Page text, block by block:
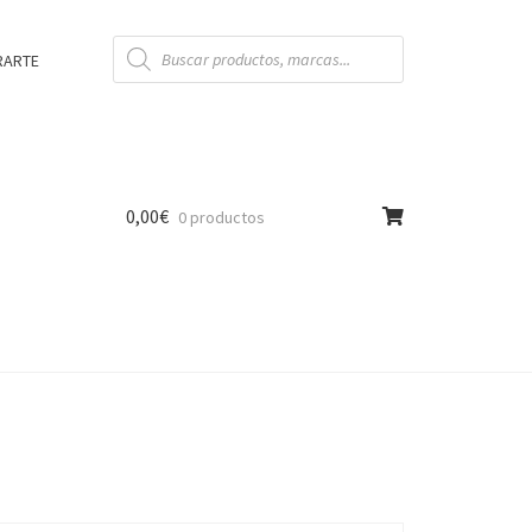
Búsqueda
de
productos
0,00€ 0 productos